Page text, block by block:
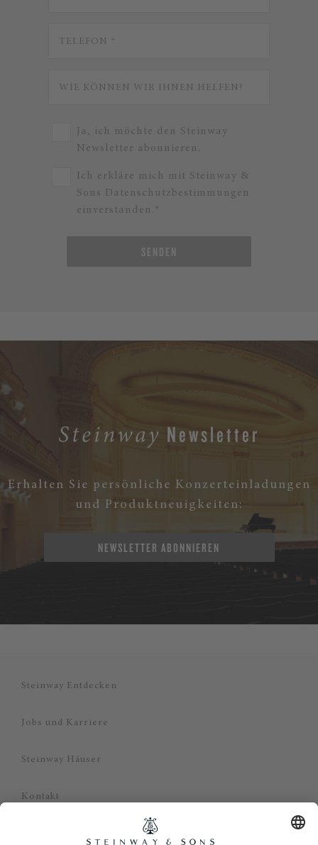
Ja, ich möchte den Steinway
Newsletter abonnieren.
Ich erkläre mich mit Steinway &
Sons Datenschutzbestimmungen
einverstanden.*
SENDEN
Steinway Newsletter
Erhalten Sie persönliche Konzerteinladungen
und Produktneuigkeiten:
NEWSLETTER ABONNIEREN
Steinway Entdecken
Jobs und Karriere
Steinway Häuser
Kontakt